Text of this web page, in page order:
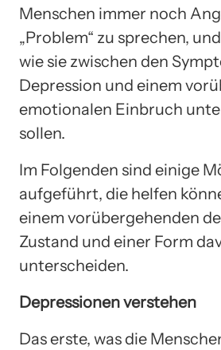
Menschen immer noch
„Problem“ zu sprechen,
wie sie zwischen den
Depression und einem
emotionalen Einbruch
sollen.
Im Folgenden sind einige
aufgeführt, die helfen
einem vorübergehenden
Zustand und einer Form
unterscheiden.
Depressionen verstehen
Das erste, was die